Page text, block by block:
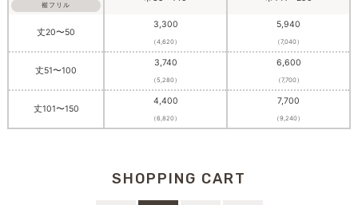
裾フリル
丈20〜50
3,300
（4,620）
5,940
（7,040）
丈51〜100
3,740
（5,280）
6,600
（7,700）
丈101〜150
4,400
（6,820）
7,700
（9,240）
SHOPPING CART